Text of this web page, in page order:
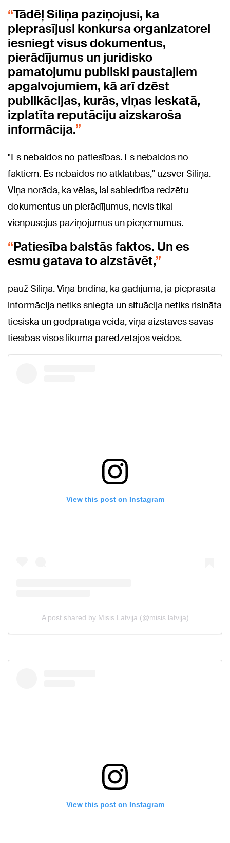
Tādēļ Siliņa paziņojusi, ka
pieprasījusi konkursa organizatorei
iesniegt visus dokumentus,
pierādījumus un juridisko
pamatojumu publiski paustajiem
apgalvojumiem, kā arī dzēst
publikācijas, kurās, viņas ieskatā,
izplatīta reputāciju aizskaroša
informācija.
"Es nebaidos no patiesības. Es nebaidos no
faktiem. Es nebaidos no atklātības," uzsver Siliņa.
Viņa norāda, ka vēlas, lai sabiedrība redzētu
dokumentus un pierādījumus, nevis tikai
vienpusējus paziņojumus un pieņēmumus.
Patiesība balstās faktos. Un es
esmu gatava to aizstāvēt,
pauž Siliņa. Viņa brīdina, ka gadījumā, ja pieprasītā
informācija netiks sniegta un situācija netiks risināta
tiesiskā un godprātīgā veidā, viņa aizstāvēs savas
tiesības visos likumā paredzētajos veidos.